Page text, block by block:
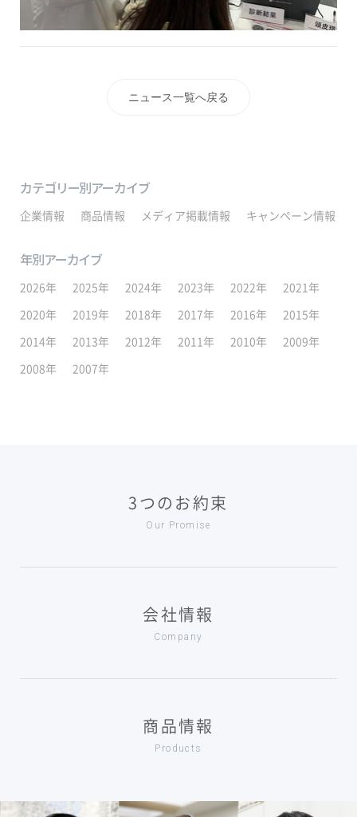
ニュース一覧へ戻る
カテゴリー別アーカイブ
企業情報 商品情報 メディア掲載情報 キャンペーン情報
年別アーカイブ
2026年 2025年 2024年 2023年 2022年
2021年
2020年
2019年 2018年 2017年 2016年
2015年
2014年
2013年 2012年 2011年 2010年
2009年
2008年
2007年
3つのお約束
Our Promise
会社情報
Company
商品情報
Products